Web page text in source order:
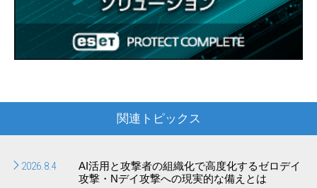
関連トピックス
2026.8.4
AI活用と攻撃者の組織化で高度化するゼロデイ
攻撃・Nデイ攻撃への現実的な備えとは